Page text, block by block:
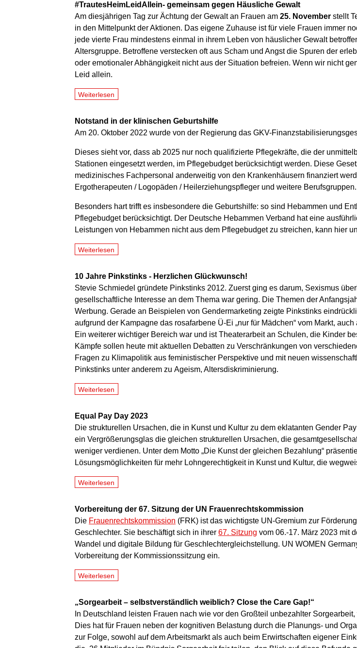
#TrautesHeimLeidAllein- gemeinsam gegen Häusliche Gewalt
Am diesjährigen Tag zur Ächtung der Gewalt an Frauen am 25. November stellt
in den Mittelpunkt der Aktionen. Das eigene Zuhause ist für viele Frauen immer
jede vierte Frau mindestens einmal in ihrem Leben von häuslicher Gewalt
Altersgruppe. Betroffene verstecken oft aus Scham und Angst die Spuren der
oder emotionaler Abhängigkeit nicht aus der Situation befreien. Wenn wir nicht
Leid allein.
Weiterlesen
Notstand in der klinischen Geburtshilfe
Am 20. Oktober 2022 wurde von der Regierung das GKV-
Dieses sieht vor, dass ab 2025 nur noch qualifizierte Pflegekräfte, die der
Stationen eingesetzt werden, im Pflegebudget berücksichtigt werden. Diese
medizinisches Fachpersonal anderweitig von den Krankenhäusern finanziert
Ergotherapeuten / Logopäden / Heilerziehungspfleger und weitere Berufsgruppen.
Besonders hart trifft es insbesondere die Geburtshilfe: so sind Hebammen und
Pflegebudget berücksichtigt. Der Deutsche Hebammen Verband hat eine
Leistungen von Hebammen nicht aus dem Pflegebudget zu streichen, kann hier
Weiterlesen
10 Jahre Pinkstinks - Herzlichen Glückwunsch!
Stevie Schmiedel gründete Pinkstinks 2012. Zuerst ging es darum, Sexismus
gesellschaftliche Interesse an dem Thema war gering. Die Themen der
Werbung. Gerade an Beispielen von Gendermarketing zeigte Pinkstinks
aufgrund der Kampagne das rosafarbene Ü-Ei „nur für Mädchen“ vom Markt,
Ein weiterer wichtiger Bereich war und ist Theaterarbeit an Schulen, die Kinder
Kämpfe sollen heute mit aktuellen Debatten zu Verschränkungen von
Fragen zu Klimapolitik aus feministischer Perspektive und mit neuen
Pinkstinks unter anderem zu Ageism, Altersdiskriminierung.
Weiterlesen
Equal Pay Day 2023
Die strukturellen Ursachen, die in Kunst und Kultur zu dem eklatanten Gender
ein Vergrößerungsglas die gleichen strukturellen Ursachen, die
weniger verdienen. Unter dem Motto „Die Kunst der gleichen Bezahlung“
Lösungsmöglichkeiten für mehr Lohngerechtigkeit in Kunst und Kultur, die
Weiterlesen
Vorbereitung der 67. Sitzung der UN Frauenrechtskommission
Die Frauenrechtskommission (FRK) ist das wichtigste UN-Gremium zur
Geschlechter. Sie beschäftigt sich in ihrer 67. Sitzung vom 06.-17. März 2023 mit
Wandel und digitale Bildung für Geschlechtergleichstellung. UN WOMEN
Vorbereitung der Kommissionssitzung ein.
Weiterlesen
„Sorgearbeit – selbstverständlich weiblich? Close the Care Gap!“
In Deutschland leisten Frauen nach wie vor den Großteil unbezahlter
Dies hat für Frauen neben der kognitiven Belastung durch die Planungs- und
zur Folge, sowohl auf dem Arbeitsmarkt als auch beim Erwirtschaften eigener